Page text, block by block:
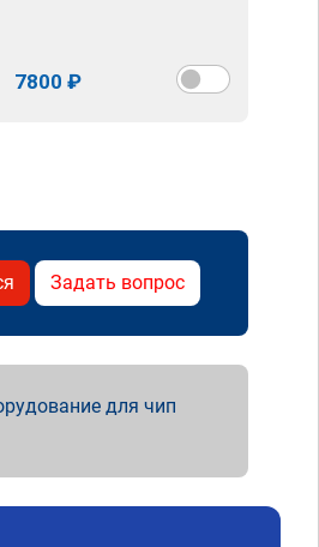
7800 ₽
Задать вопрос
для чип